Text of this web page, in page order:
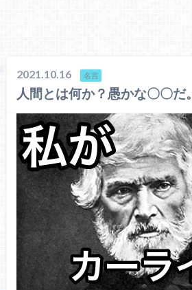
2021.10.16 名言
人間とは何か？愚かな〇〇だ。